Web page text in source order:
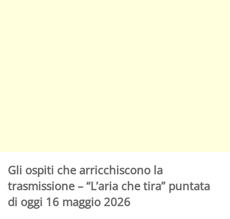
Gli ospiti che arricchiscono la
trasmissione – “L’aria che tira” puntata
di oggi 16 maggio 2026